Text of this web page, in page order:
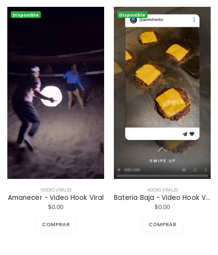
Disponible
HOOKS VIRALES
Amanecer - Video Hook Viral
$0.00
COMPRAR
Disponible
HOOKS VIRALES
Bateria Baja - Video Hook Visual
$0.00
COMPRAR